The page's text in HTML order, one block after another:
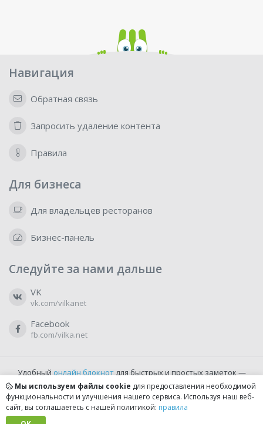
Навигация
Обратная связь
Запросить удаление контента
Правила
Для бизнеса
Для владельцев ресторанов
Бизнес-панель
Следуйте за нами дальше
VK
vk.com/vilkanet
Facebook
fb.com/vilka.net
Удобный онлайн блокнотдля быстрых и простых заметок —
бесплатно и доступно прямо из браузера.
Мы используем файлы cookie для предоставления необходимой
функциональности и улучшения нашего сервиса. Используя наш веб-
сайт, вы соглашаетесь с нашей политикой: правила